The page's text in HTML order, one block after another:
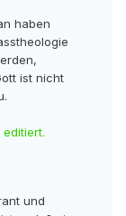
haben
ist nicht
und